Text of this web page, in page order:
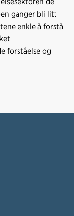
ganger bli litt
enkle å forstå
forståelse og